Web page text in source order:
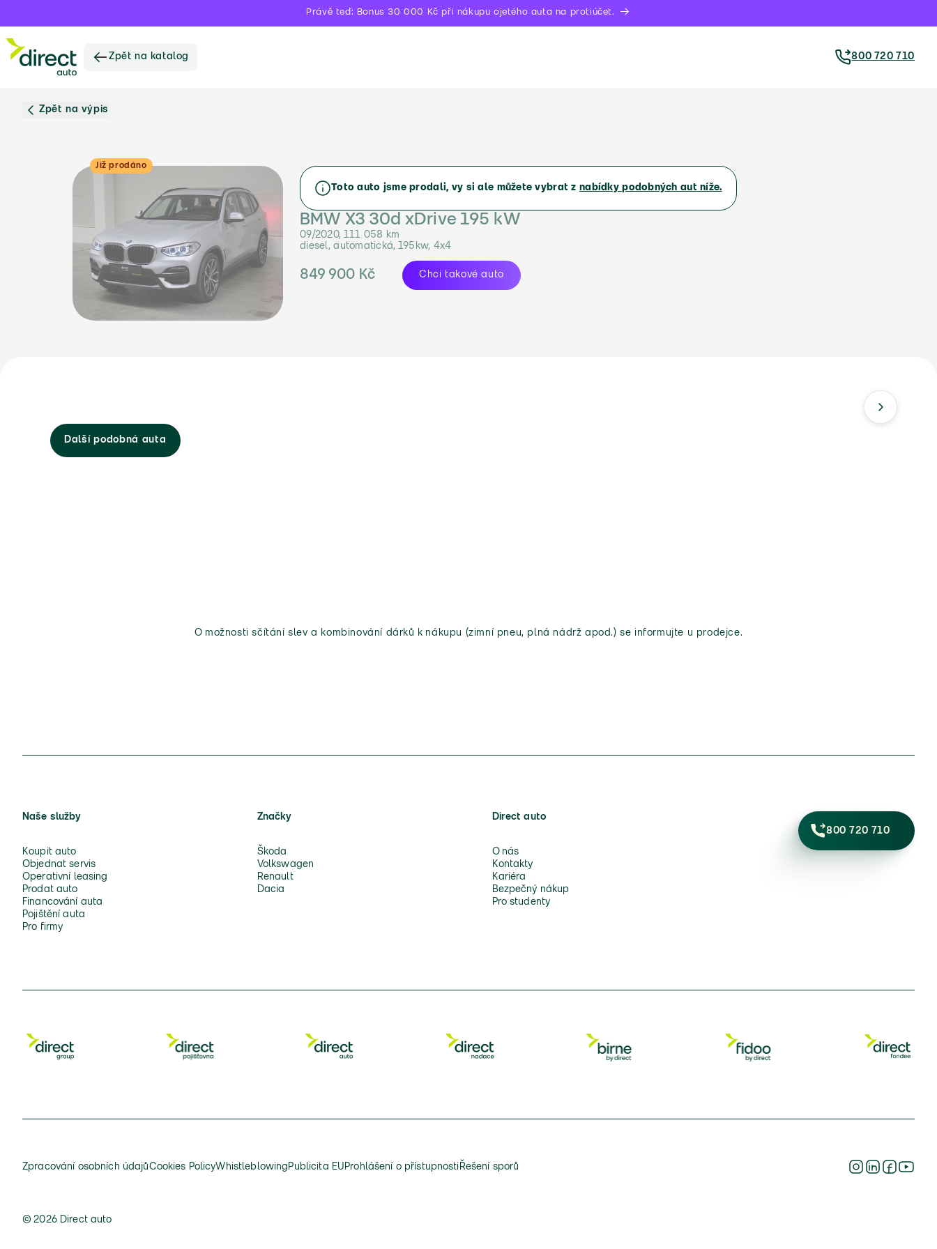
Právě teď: Bonus 30 000 Kč při nákupu ojetého auta na protiúčet.
Zpět na katalog 800 720 710
Zpět na výpis
Již prodáno
Toto auto jsme prodali, vy si ale můžete vybrat z nabídky podobných aut níže.
BMW X3 30d xDrive 195 kW
09/2020, 111 058 km
diesel, automatická, 195kw, 4x4
849 900 Kč Chci takové auto
Další podobná auta
O možnosti sčítání slev a kombinování dárků k nákupu (zimní pneu, plná nádrž apod.) se informujte u prodejce.
Naše služby
Koupit auto
Objednat servis
Operativní leasing
Prodat auto
Financování auta
Pojištění auta
Pro firmy
Značky
Škoda
Volkswagen
Renault
Dacia
Direct auto
O nás
Kontakty
Kariéra
Bezpečný nákup
Pro studenty
800 720 710
Zpracování osobních údajůCookies PolicyWhistleblowing Publicita EU Prohlášení o přístupnosti Řešení sporů
© 2026 Direct auto